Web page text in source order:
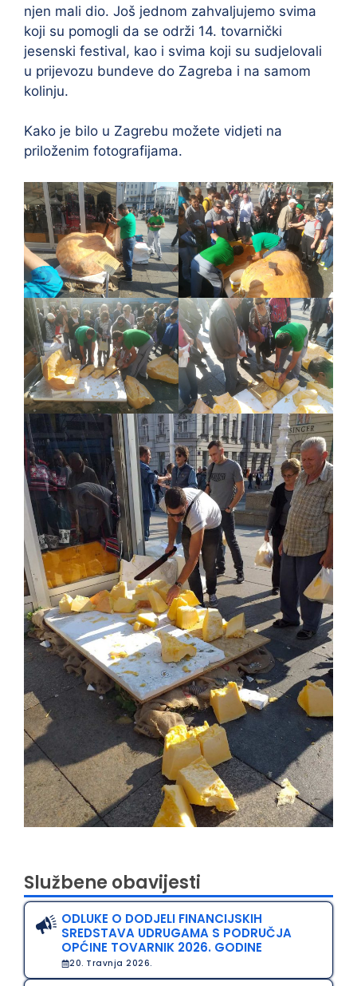
njen mali dio. Još jednom zahvaljujemo svima
koji su pomogli da se održi 14. tovarnički
jesenski festival, kao i svima koji su sudjelovali
u prijevozu bundeve do Zagreba i na samom
kolinju.
Kako je bilo u Zagrebu možete vidjeti na
priloženim fotografijama.
Službene obavijesti
ODLUKE O DODJELI FINANCIJSKIH
SREDSTAVA UDRUGAMA S PODRUČJA
OPĆINE TOVARNIK 2026. GODINE
20. Travnja 2026.